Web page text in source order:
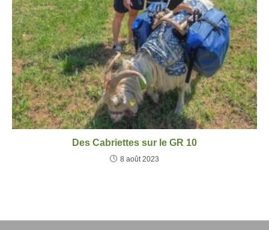
Des Cabriettes sur le GR 10
8 août 2023